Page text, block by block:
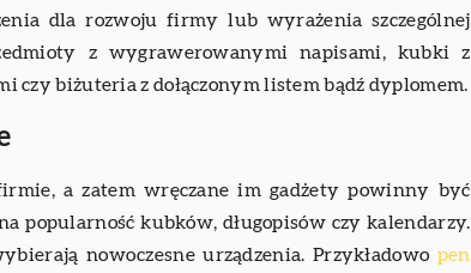
dla rozwoju firmy lub wyrażenia szczególnej
z wygrawerowanymi napisami, kubki z
biżuteria z dołączonym listem bądź dyplomem.
a zatem wręczane im gadżety powinny być
popularność kubków, długopisów czy kalendarzy.
nowoczesne urządzenia. Przykładowo pen